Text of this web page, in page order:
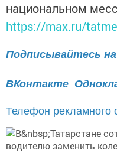
национальном
https://max.ru/
Подписывайтесь
ВКонтакте
Телефон рекламного